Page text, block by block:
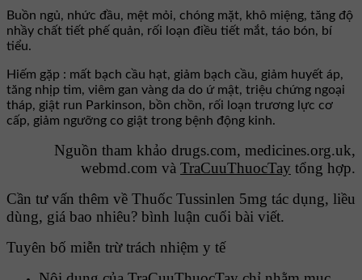
Buồn ngủ, nhức đầu, mệt mỏi, chóng mặt, khô miệng, tăng độ
nhầy chất tiết phế quản, rối loạn điều tiết mắt, táo bón, bí
tiểu.
Hiếm gặp : mất bạch cầu hạt, giảm bạch cầu, giảm huyết áp,
tăng nhịp tim, viêm gan vàng da do ứ mật, triệu chứng ngoại
tháp, giật run Parkinson, bồn chồn, rối loạn trương lực cơ
cấp, giảm ngưỡng co giật trong bệnh động kinh.
Nguồn tham khảo drugs.com, medicines.org.uk,
webmd.com và TraCuuThuocTay tổng hợp.
Cần tư vấn thêm về Thuốc Tussinlen 5mg tác dụng, liều
dùng, giá bao nhiêu? bình luận cuối bài viết.
Tuyên bố miễn trừ trách nhiệm y tế